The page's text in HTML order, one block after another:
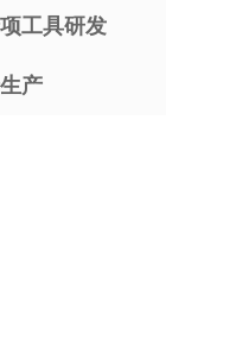
工具研发
产